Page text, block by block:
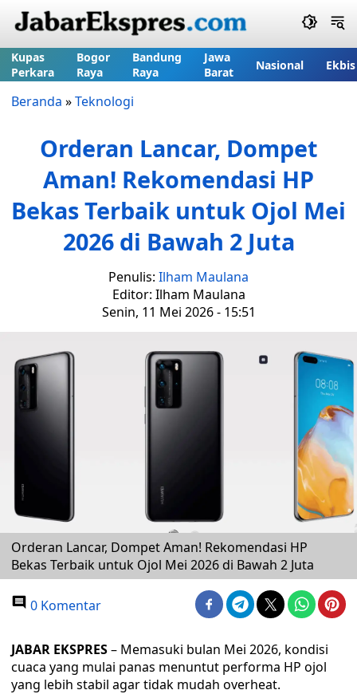
Kupas
Perkara
Bogor
Raya
Bandung
Raya
Jawa
Barat
Nasional Ekbis
Beranda »Teknologi
Orderan Lancar, Dompet
Aman! Rekomendasi HP
Bekas Terbaik untuk Ojol Mei
2026 di Bawah 2 Juta
Penulis: Ilham Maulana
Editor: Ilham Maulana
Senin, 11 Mei 2026 - 15:51
Orderan Lancar, Dompet Aman! Rekomendasi HP
Bekas Terbaik untuk Ojol Mei 2026 di Bawah 2 Juta
0 Komentar
JABAR EKSPRES– Memasuki bulan Mei 2026, kondisi
cuaca yang mulai panas menuntut performa HP ojol
yang lebih stabil agar tidak mudah overheat.